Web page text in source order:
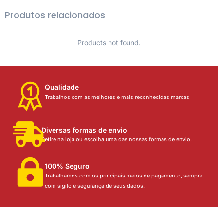
Produtos relacionados
Products not found.
Qualidade
Trabalhos com as melhores e mais reconhecidas marcas
Diversas formas de envio
Retire na loja ou escolha uma das nossas formas de envio.
100% Seguro
Trabalhamos com os principais meios de pagamento, sempre
com sigilo e segurança de seus dados.